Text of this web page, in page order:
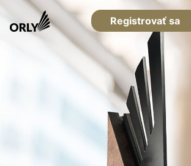
Registrovať sa